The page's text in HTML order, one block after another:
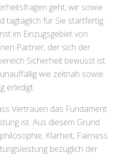
geht, wir sowie
tagtäglich für Sie startfertig.
im Einzugsgebiet von
Partner, der sich der
Sicherheit bewusst ist
wie zeitnah sowie
erledigt.
Vertrauen das Fundament
ist. Aus diesem Grund
Klarheit, Fairness
bezüglich der